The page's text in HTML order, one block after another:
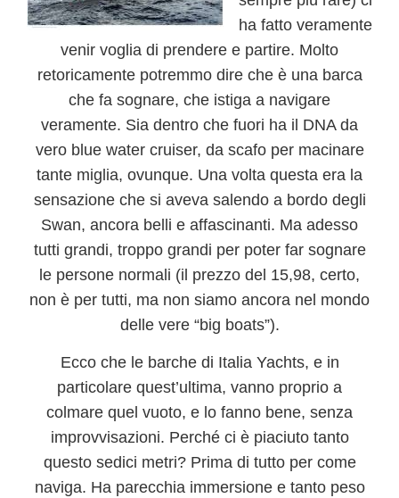
ha fatto veramente
venir voglia di prendere e partire. Molto
retoricamente potremmo dire che è una barca
che fa sognare, che istiga a navigare
veramente. Sia dentro che fuori ha il DNA da
vero blue water cruiser, da scafo per macinare
tante miglia, ovunque. Una volta questa era la
sensazione che si aveva salendo a bordo degli
Swan, ancora belli e affascinanti. Ma adesso
tutti grandi, troppo grandi per poter far sognare
le persone normali (il prezzo del 15,98, certo,
non è per tutti, ma non siamo ancora nel mondo
delle vere “big boats”).
Ecco che le barche di Italia Yachts, e in
particolare quest’ultima, vanno proprio a
colmare quel vuoto, e lo fanno bene, senza
improvvisazioni. Perché ci è piaciuto tanto
questo sedici metri? Prima di tutto per come
naviga. Ha parecchia immersione e tanto peso